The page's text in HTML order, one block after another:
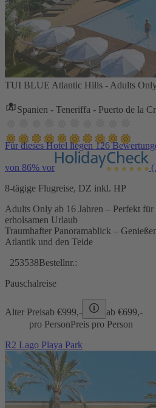
TUI BLUE Atlantic Hills - Adults
Spanien - Teneriffa - Puerto de la
Für dieses Hotel liegen 126
von 86% vor
8-tägige Flugreise, DZ inkl. HP
Adults Only ab 16 Jahren – Perfekt für
erholsamen Urlaub
Traumhafter Panoramablick –
Atlantik und den Teide
253538Bestellnr.:
Pauschalreise
Alter Preisab €999,- ab €699,-
pro PersonPreis pro Person
R2 Lago Playa Park